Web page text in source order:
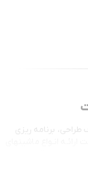
با هدف طراحی، برنامه ریزی
انـواع ماشینهای